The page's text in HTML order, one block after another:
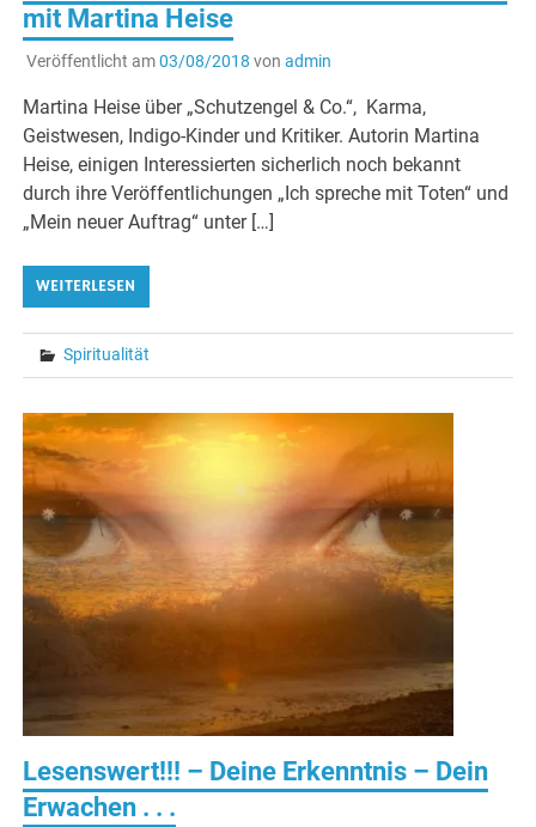
mit Martina Heise
Veröffentlicht am03/08/2018 von admin
Martina Heise über „Schutzengel & Co.“, Karma,
Geistwesen, Indigo-Kinder und Kritiker. Autorin Martina
Heise, einigen Interessierten sicherlich noch bekannt
durch ihre Veröffentlichungen „Ich spreche mit Toten“ und
„Mein neuer Auftrag“ unter […]
WEITERLESEN
Spiritualität
Lesenswert!!! – Deine Erkenntnis – Dein
Erwachen . . .